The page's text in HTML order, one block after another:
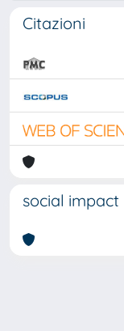
Citazioni
social impact